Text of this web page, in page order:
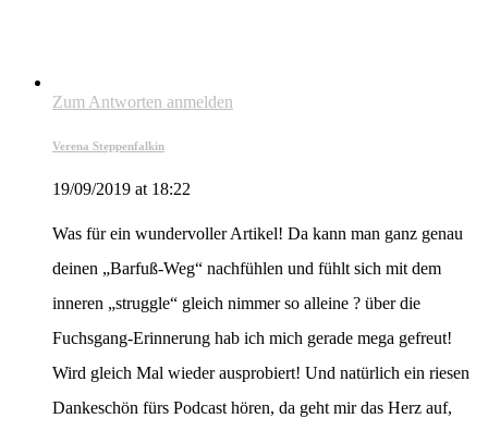
Zum Antworten anmelden
Verena Steppenfalkin
19/09/2019 at 18:22
Was für ein wundervoller Artikel! Da kann man ganz genau
deinen „Barfuß-Weg“ nachfühlen und fühlt sich mit dem
inneren „struggle“ gleich nimmer so alleine ? über die
Fuchsgang-Erinnerung hab ich mich gerade mega gefreut!
Wird gleich Mal wieder ausprobiert! Und natürlich ein riesen
Dankeschön fürs Podcast hören, da geht mir das Herz auf,